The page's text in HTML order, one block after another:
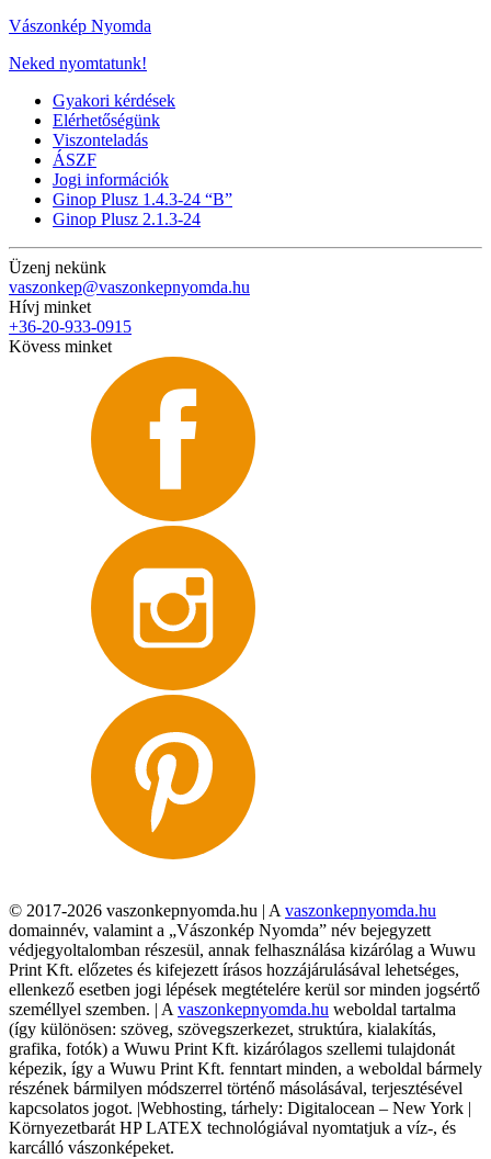
Vászonkép Nyomda
Neked nyomtatunk!
Gyakori kérdések
Elérhetőségünk
Viszonteladás
ÁSZF
Jogi információk
Ginop Plusz 1.4.3-24 “B”
Ginop Plusz 2.1.3-24
Üzenj nekünk
vaszonkep@vaszonkepnyomda.hu
Hívj minket
+36-20-933-0915
Kövess minket
© 2017-2026 vaszonkepnyomda.hu | A vaszonkepnyomda.hu
domainnév, valamint a „Vászonkép Nyomda” név bejegyzett
védjegyoltalomban részesül, annak felhasználása kizárólag a Wuwu
Print Kft. előzetes és kifejezett írásos hozzájárulásával lehetséges,
ellenkező esetben jogi lépések megtételére kerül sor minden jogsértő
személlyel szemben. | A vaszonkepnyomda.hu weboldal tartalma
(így különösen: szöveg, szövegszerkezet, struktúra, kialakítás,
grafika, fotók) a Wuwu Print Kft. kizárólagos szellemi tulajdonát
képezik, így a Wuwu Print Kft. fenntart minden, a weboldal bármely
részének bármilyen módszerrel történő másolásával, terjesztésével
kapcsolatos jogot. |Webhosting, tárhely: Digitalocean – New York |
Környezetbarát HP LATEX technológiával nyomtatjuk a víz-, és
karcálló vászonképeket.